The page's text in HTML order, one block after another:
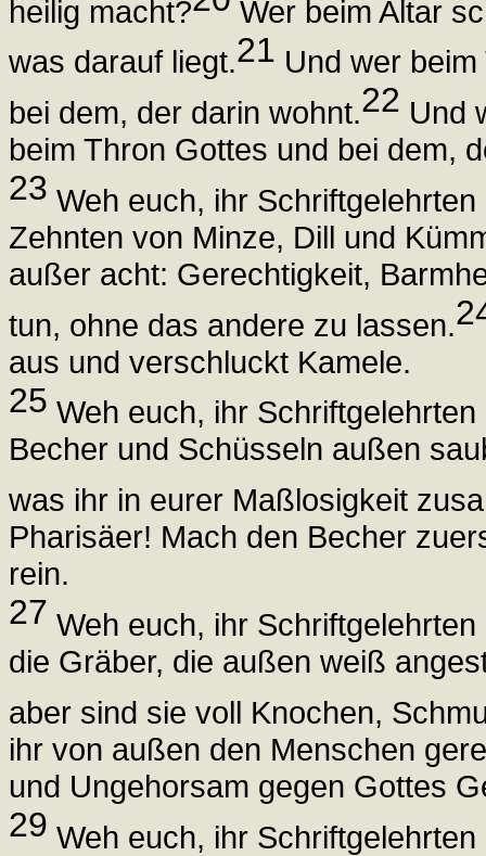
heilig macht?
Wer beim Altar
was darauf liegt.21 Und wer
bei dem, der darin wohnt.22 Und
beim Thron Gottes und bei dem,
23 Weh euch, ihr
Zehnten von Minze, Dill und
außer acht: Gerechtigkeit,
tun, ohne das andere zu lassen.
aus und verschluckt Kamele.
25 Weh euch, ihr
Becher und Schüsseln außen
was ihr in eurer Maßlosigkeit
Pharisäer! Mach den Becher
rein.
27 Weh euch, ihr
die Gräber, die außen weiß
aber sind sie voll Knochen,
ihr von außen den Menschen
und Ungehorsam gegen Gottes
29 Weh euch, ihr